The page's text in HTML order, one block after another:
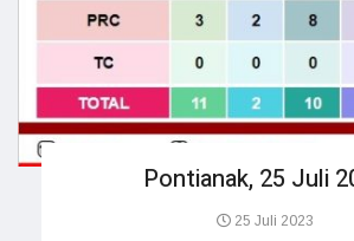
Pontianak, 25 Juli
25 Juli 2023